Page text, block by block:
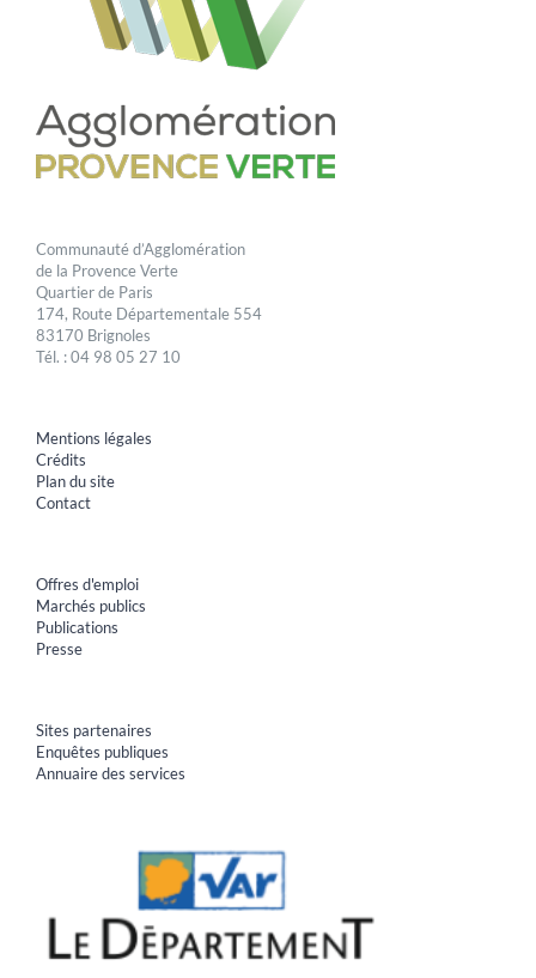
Communauté d’Agglomération
de la Provence Verte
Quartier de Paris
174, Route Départementale 554
83170 Brignoles
Tél. : 04 98 05 27 10
Mentions légales
Crédits
Plan du site
Contact
Offres d'emploi
Marchés publics
Publications
Presse
Sites partenaires
Enquêtes publiques
Annuaire des services